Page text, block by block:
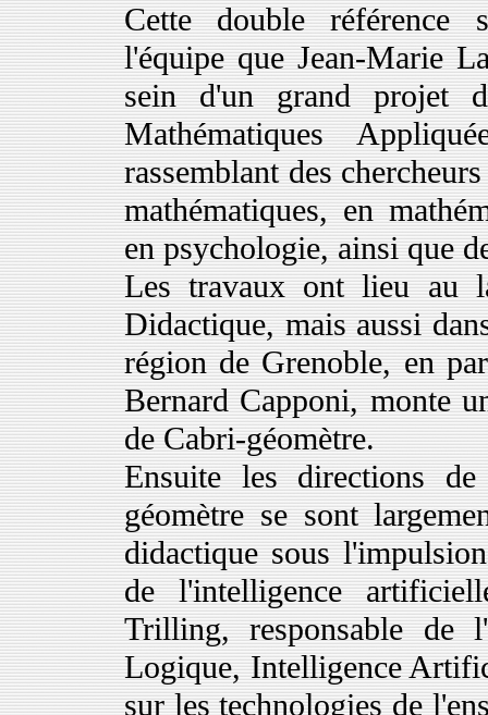
Cette double référence
l'équipe que Jean-Marie
sein d'un grand projet
Mathématiques
rassemblant des
mathématiques, en
en psychologie, ainsi que
Les travaux ont lieu au
Didactique, mais aussi
région de Grenoble, en
Bernard Capponi, monte
de Cabri-géomètre.
Ensuite les directions
géomètre se sont
didactique sous
de l'intelligence
Trilling, responsable de
Logique, Intelligence
sur les technologies de